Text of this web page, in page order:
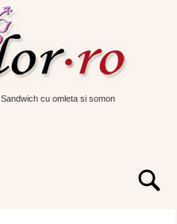
Sandwich cu omleta si somon